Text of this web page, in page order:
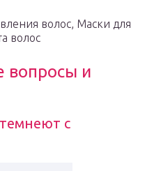
волос, Маски для
волос
вопросы и
с